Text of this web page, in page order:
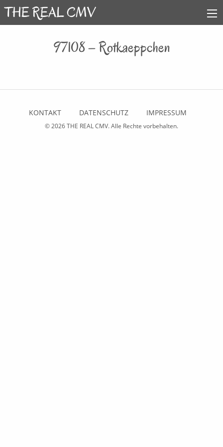
97108 – Rotkaeppchen
KONTAKT DATENSCHUTZ IMPRESSUM
© 2026THE REAL CMV. Alle Rechte vorbehalten.